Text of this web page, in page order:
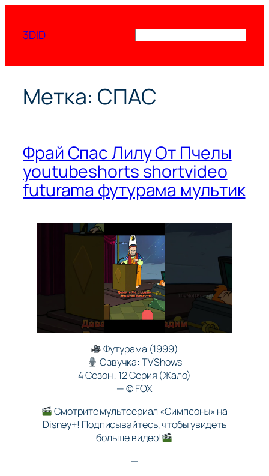
содержимому
3DID
Метка: СПАС
Фрай Спас Лилу От Пчелы
youtubeshorts shortvideo
futurama футурама мультик
Футурама (1999)
Озвучка: TVShows
4 Сезон , 12 Серия (Жало)
— ©️ FOX
Смотрите мультсериал «Симпсоны» на
Disney+! Подписывайтесь, чтобы увидеть
больше видео!
—